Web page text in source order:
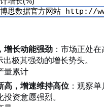
博思数据官方网站
增长动能强劲 ：市场正处
极其强劲的增长势头。
高，增速维持高位 ：观察
资意愿强烈。